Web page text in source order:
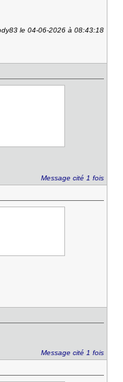
le 04-06-2026 à 08:43:18
Message cité 1 fois
Message cité 1 fois